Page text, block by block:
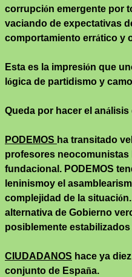
corrupción emergente por
vaciando de expectativas
comportamiento errático y
Esta es la impresión que
ógica de partidismo y
Queda por hacer el aná
PODEMOS ha transitado
profesores
fundacional. PODEMOS
leninismoy el
complejidad de la situació
alternativa de Gobierno
posiblemente
CIUDADANOS hace ya
conjunto de España.